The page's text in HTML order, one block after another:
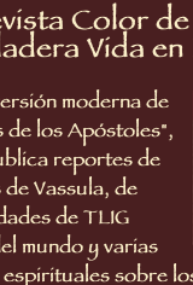
Color
Vida
moderna de
de los Apóstoles",
reportes de
de Vassula, de
de TLIG
mundo y varias
sobre